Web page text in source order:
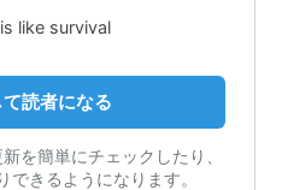
like survival
読者になる
を簡単にチェックしたり、
きるようになります。